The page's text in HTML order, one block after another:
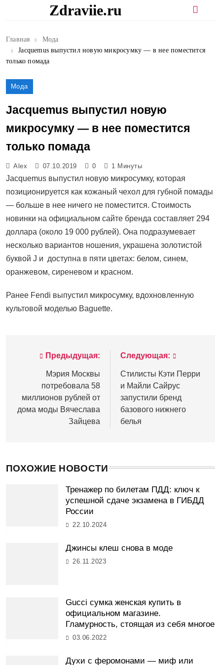
Zdraviie.ru
Главная
Мода
Jacquemus выпустил новую микросумку — в нее поместится
только помада
Мода
Jacquemus выпустил новую
микросумку — в нее поместится
только помада
Alex 07.10.2019 0 1 Минуты
Jacquemus выпустил новую микросумку, которая
позиционируется как кожаный чехол для губной помады
— больше в нее ничего не поместится. Стоимость
новинки на официальном сайте бренда составляет 294
доллара (около 19 000 рублей). Она подразумевает
несколько вариантов ношения, украшена золотистой
буквой J и доступна в пяти цветах: белом, синем,
оранжевом, сиреневом и красном.
Ранее Fendi выпустил микросумку, вдохновленную
культовой моделью Baguette.
Навигация
записям
Предыдущая:
Мэрия Москвы
потребовала 58
миллионов рублей от
дома моды Вячеслава
Зайцева
Следующая:
Стилисты Кэти Перри
и Майли Сайрус
запустили бренд
базового нижнего
белья
ПОХОЖИЕ НОВОСТИ
Тренажер по билетам ПДД: ключ к
успешной сдаче экзамена в ГИБДД
России
22.10.2024
Джинсы клеш снова в моде
26.11.2023
Gucci сумка женская купить в
официальном магазине.
Гламурность, стоящая из себя многое
03.06.2022
Духи с феромонами — миф или